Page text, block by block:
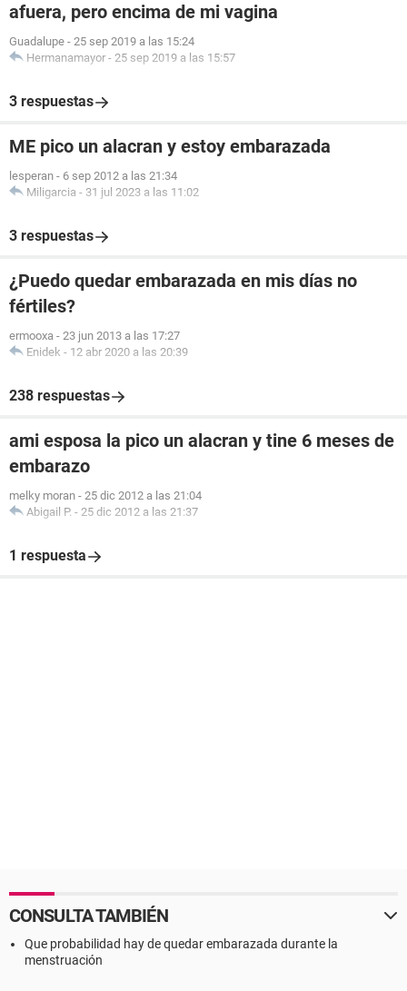
afuera, pero encima de mi vagina
Guadalupe - 25 sep 2019 a las 15:24
Hermanamayor - 25 sep 2019 a las 15:57
3 respuestas
ME pico un alacran y estoy embarazada
lesperan - 6 sep 2012 a las 21:34
Miligarcia - 31 jul 2023 a las 11:02
3 respuestas
¿Puedo quedar embarazada en mis días no
fértiles?
ermooxa - 23 jun 2013 a las 17:27
Enidek - 12 abr 2020 a las 20:39
238 respuestas
ami esposa la pico un alacran y tine 6 meses de
embarazo
melky moran - 25 dic 2012 a las 21:04
Abigail P. - 25 dic 2012 a las 21:37
1 respuesta
CONSULTA TAMBIÉN
Que probabilidad hay de quedar embarazada durante la
menstruación